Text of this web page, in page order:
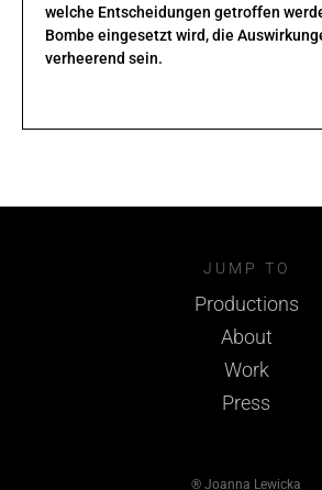
welche Entscheidungen getroffen
Bombe eingesetzt wird, die
verheerend sein.
JUMP TO
Productions
About
Work
Press
® Joanna Lewicka